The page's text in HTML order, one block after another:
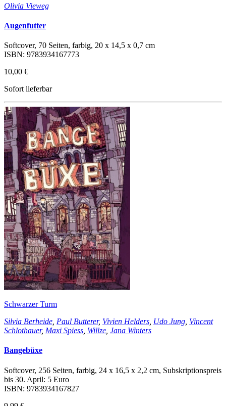
Olivia Vieweg
Augenfutter
Softcover, 70 Seiten, farbig, 20 x 14,5 x 0,7 cm
ISBN: 9783934167773
10,00 €
Sofort lieferbar
Schwarzer Turm
Silvia Berheide Paul Butterer, Vivien Helders Udo Jung Vincent
Schlothauer, Maxi Spiess Willze Jana Winters
Bangebüxe
Softcover, 256 Seiten, farbig, 24 x 16,5 x 2,2 cm, Subskriptionspreis
bis 30. April: 5 Euro
ISBN: 9783934167827